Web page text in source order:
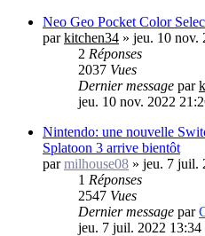
Neo Geo Pocket Color
parkitchen34 » jeu. 10 nov.
2 Réponses
2037 Vues
Dernier message par
jeu. 10 nov. 2022
Nintendo: une nouvelle
Splatoon 3 arrive bientôt
parmilhouse08 » jeu. 7 juil.
1 Réponses
2547 Vues
Dernier message par
jeu. 7 juil. 2022 13:34